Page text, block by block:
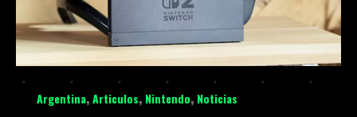
Argentina,Articulos, Nintendo, Noticias